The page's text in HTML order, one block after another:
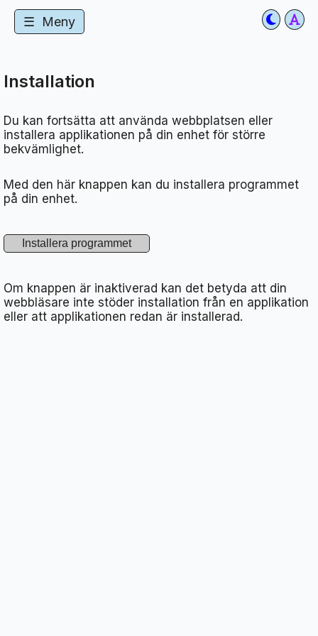
☰ Meny
Installation
Du kan fortsätta att använda webbplatsen eller
installera applikationen på din enhet för större
bekvämlighet.
Med den här knappen kan du installera programmet
på din enhet.
Om knappen är inaktiverad kan det betyda att din
webbläsare inte stöder installation från en applikation
eller att applikationen redan är installerad.